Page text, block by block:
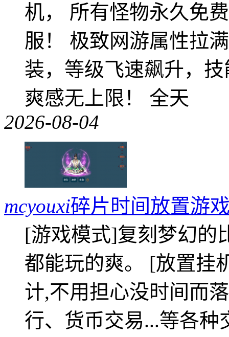
机， 所有怪物永久免
服！ 极致网游属性拉
装，等级飞速飙升，
爽感无上限！ 全天
2026-08-04
mcyouxi碎片时间放置游
[游戏模式]复刻梦幻的
都能玩的爽。 [放置挂
计,不用担心没时间而
行、货币交易...等各